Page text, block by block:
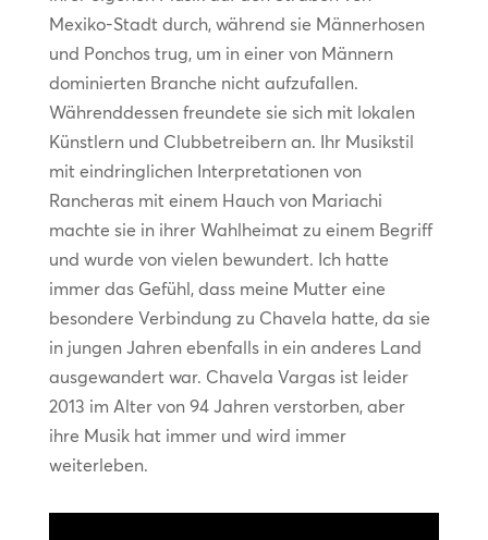
Mexiko-Stadt durch, während sie Männerhosen
und Ponchos trug, um in einer von Männern
dominierten Branche nicht aufzufallen.
Währenddessen freundete sie sich mit lokalen
Künstlern und Clubbetreibern an. Ihr Musikstil
mit eindringlichen Interpretationen von
Rancheras mit einem Hauch von Mariachi
machte sie in ihrer Wahlheimat zu einem Begriff
und wurde von vielen bewundert. Ich hatte
immer das Gefühl, dass meine Mutter eine
besondere Verbindung zu Chavela hatte, da sie
in jungen Jahren ebenfalls in ein anderes Land
ausgewandert war. Chavela Vargas ist leider
2013 im Alter von 94 Jahren verstorben, aber
ihre Musik hat immer und wird immer
weiterleben.